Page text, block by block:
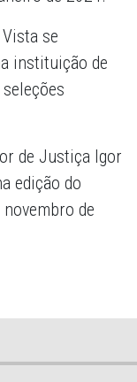
se
instituição de
de Justiça Igor
edição do
de